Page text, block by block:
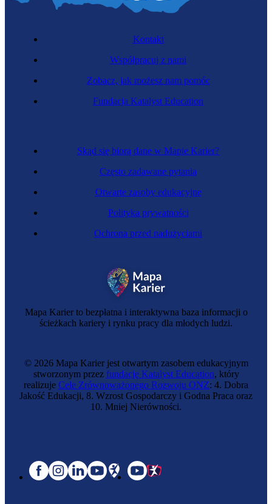
Mapa Karier to bezpłatna i interaktywna baza informacji o
ścieżkach kariery i rynku pracy dla młodych ludzi.
Skąd się biorą dane w Mapie Karier?
Często zadawane pytania
Otwarte zasoby edukacyjne
Polityka prywatności
Ochrona przed nadużyciami
Kontakt
Współpracuj z nami
Zobacz, jak możesz nam pomóc
Fundacja Katalyst Education
© 2026 Mapa Karier jest otwartym zasobem edukacyjnym
stworzonym przez fundację Katalyst Education, który
realizuje Cele Zrównoważonego Rozwoju ONZ: 4. Dobra
Jakość Edukacji, 8. Wzrost Gospodarczy i Godna Praca oraz
10. Mniej Nierówności.